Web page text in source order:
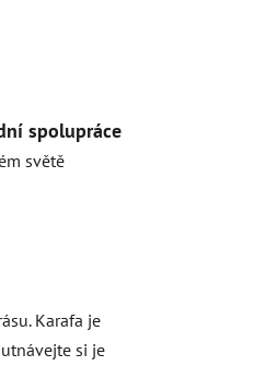
spolupráce
světě
Karafa je
si je